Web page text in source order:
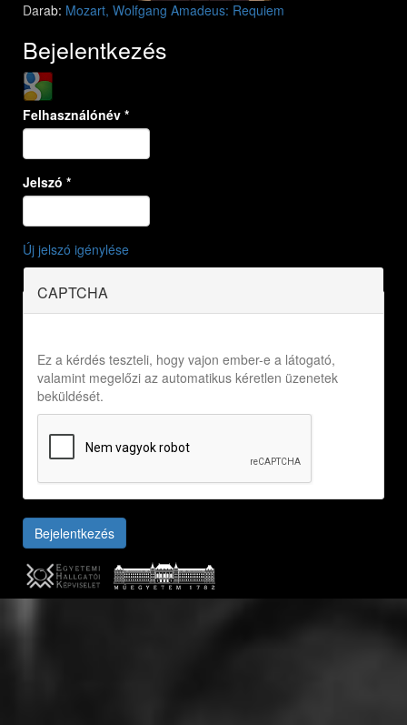
Darab: Mozart, Wolfgang Amadeus: Requiem
Bejelentkezés
Login with Google
Felhasználónév *
Jelszó *
Új jelszó igénylése
CAPTCHA
Ez a kérdés teszteli, hogy vajon ember-e a látogató,
valamint megelőzi az automatikus kéretlen üzenetek
beküldését.
Bejelentkezés